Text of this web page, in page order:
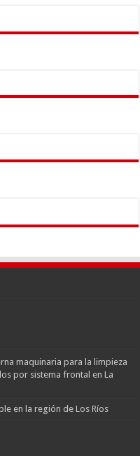
maquinaria para la limpieza
por sistema frontal en La
en la región de Los Ríos